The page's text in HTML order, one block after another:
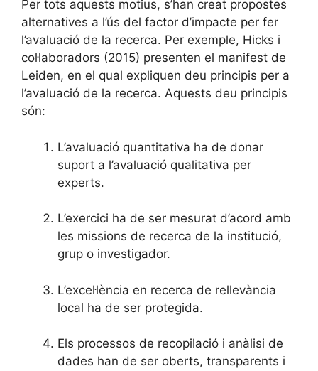
Per tots aquests motius, s’han creat propostes
alternatives a l’ús del factor d’impacte per fer
l’avaluació de la recerca. Per exemple, Hicks i
col·laboradors (2015) presenten el manifest de
Leiden, en el qual expliquen deu principis per a
l’avaluació de la recerca. Aquests deu principis
són:
L’avaluació quantitativa ha de donar
suport a l’avaluació qualitativa per
experts.
L’exercici ha de ser mesurat d’acord amb
les missions de recerca de la institució,
grup o investigador.
L’excel·lència en recerca de rellevància
local ha de ser protegida.
Els processos de recopilació i anàlisi de
dades han de ser oberts, transparents i